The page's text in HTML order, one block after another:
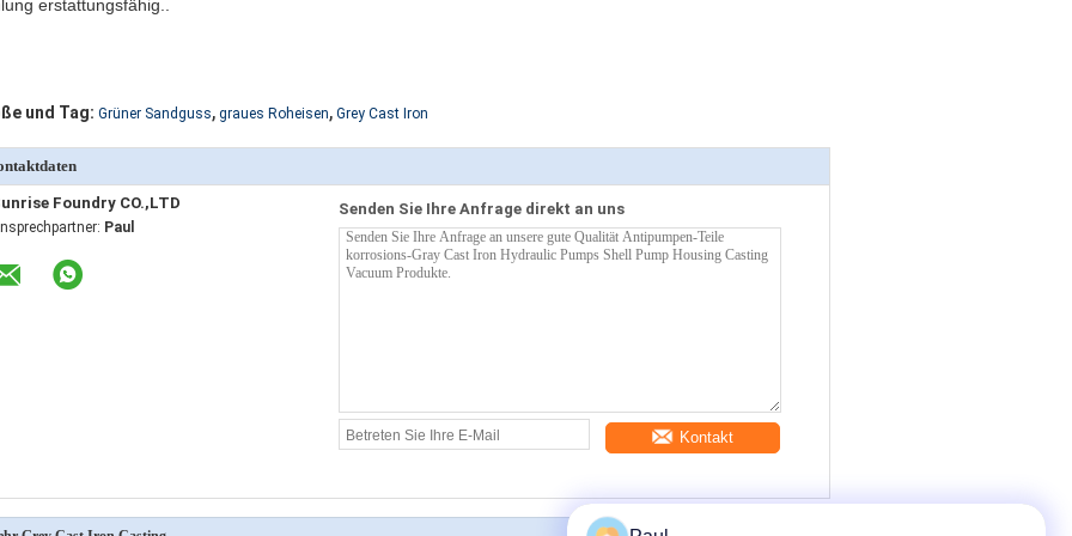
erstattungsfähig..
und Tag: Grüner Sandguss, graues Roheisen, Grey Cast Iron
Foundry CO.,LTD
Paul
Senden Sie Ihre Anfrage direkt an uns
Kontakt